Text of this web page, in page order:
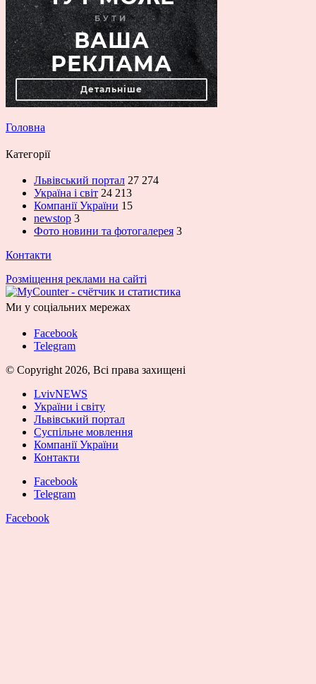
Головна
Категорії
Львівський портал 27 274
Україна і світ 24 213
Компанії України 15
newstop 3
Фото новини та фотогалерея 3
Контакти
Розміщення реклами на сайті
Ми у соціальних мережах
Facebook
Telegram
© Copyright 2026, Всі права захищені
LvivNEWS
України і світу
Львівський портал
Суспільне мовлення
Компанії України
Контакти
Facebook
Telegram
Facebook